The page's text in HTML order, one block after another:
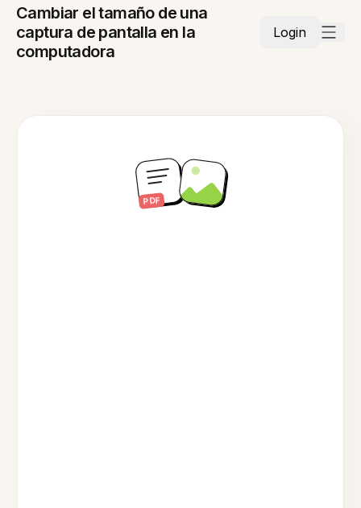
Cambiar el tamaño de una
captura de pantalla en la
computadora
Login